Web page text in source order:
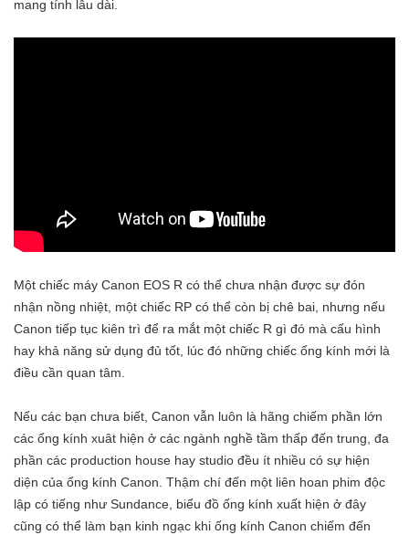
mang tính lâu dài.
Một chiếc máy Canon EOS R có thể chưa nhận được sự đón
nhận nồng nhiệt, một chiếc RP có thể còn bị chê bai, nhưng nếu
Canon tiếp tục kiên trì để ra mắt một chiếc R gì đó mà cấu hình
hay khả năng sử dụng đủ tốt, lúc đó những chiếc ống kính mới là
điều cần quan tâm.
Nếu các bạn chưa biết, Canon vẫn luôn là hãng chiếm phần lớn
các ống kính xuât hiện ở các ngành nghề tầm thấp đến trung, đa
phần các production house hay studio đều ít nhiều có sự hiện
diện của ống kính Canon. Thậm chí đến một liên hoan phim độc
lập có tiếng như Sundance, biểu đồ ống kính xuất hiện ở đây
cũng có thể làm bạn kinh ngạc khi ống kính Canon chiếm đến